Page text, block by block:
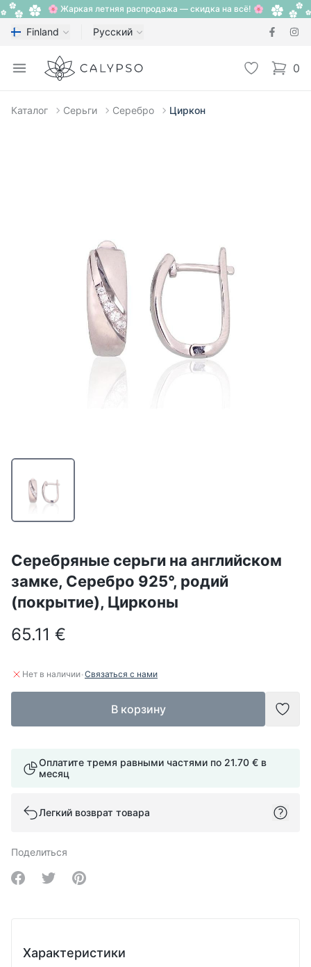
🌸 Жаркая летняя распродажа — скидка на всё! 🌸
Finland Русский
Open menu
Calypso Избранное
0
items
Каталог Серьги Серебро Циркон
Серебряные серьги на английском
замке, Серебро 925°, родий
(покрытие), Цирконы
65.11 €
Нет в наличии·Связаться с нами
В корзину
Оплатите тремя равными частями по 21.70 € в
месяц
Легкий возврат товара
Поделиться
Share on Facebook
Share on Twitter
Share on Pinterest
Характеристики